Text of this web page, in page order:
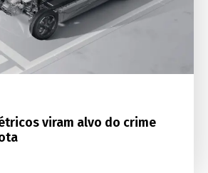
viram alvo do crime